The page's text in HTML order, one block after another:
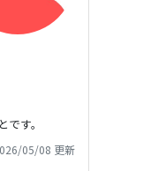
す。
05/08 更新